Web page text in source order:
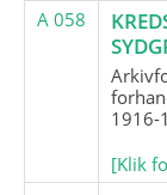
A 058
1916-
[Klik